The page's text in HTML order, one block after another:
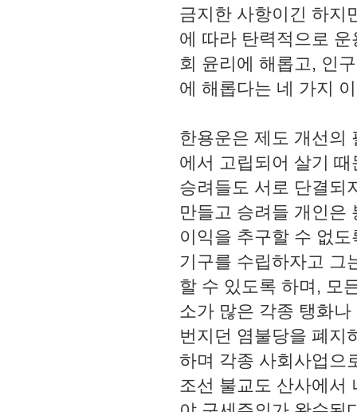
금지한 사항이긴 하지
에 따라 탄력적으로
회 윤리에 해롭고, 인
에 해롭다는 네 가지
한용운은 제도 개선의
에서 고립되어 살기
승려들도 서로 단결되
만들고 승려들 개인은
이익을 추구할 수 없
기구를 수립하자고 그
할 수 있도록 하며, 모
소가 많은 각종 탱화
번지던 염불당을 폐지
하며 각종 사회사업으
조선 불교도 산사에서